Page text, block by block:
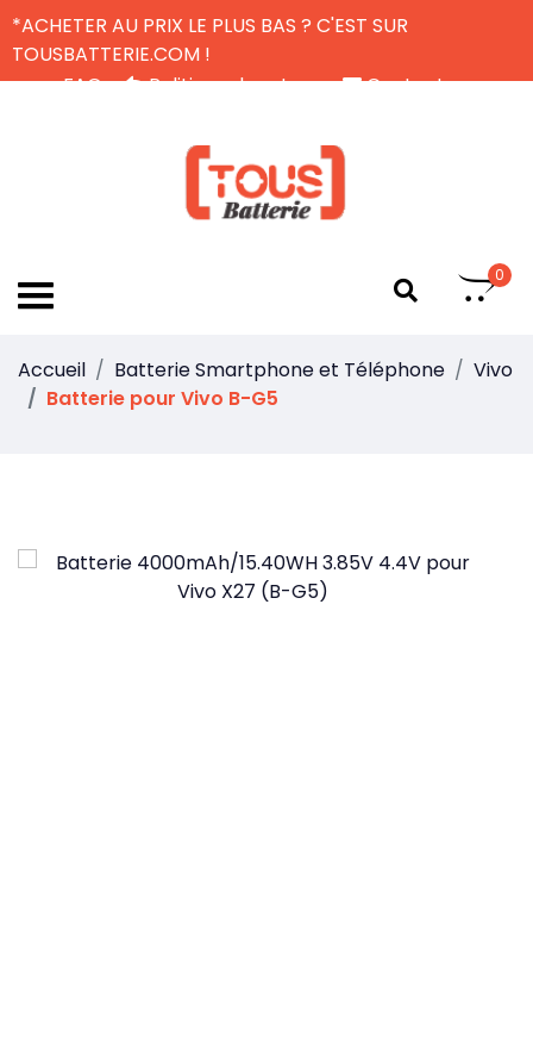
*ACHETER AU PRIX LE PLUS BAS ? C'EST SUR
TOUSBATTERIE.COM !
FAQ
Politique de retour
Contactez-nous
0
Accueil Batterie Smartphone et Téléphone
Vivo
Batterie pour Vivo B-G5